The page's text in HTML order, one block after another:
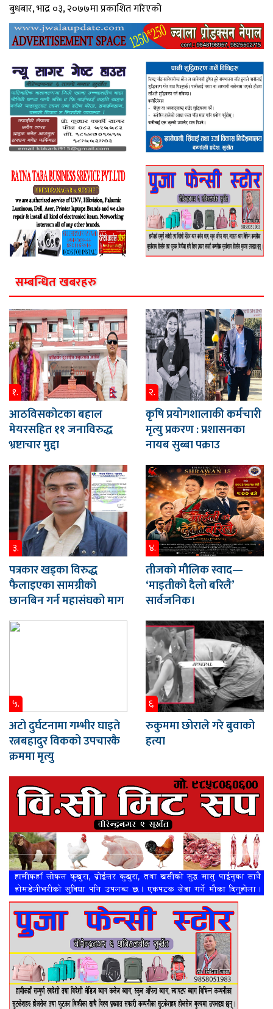
बुधबार, भाद्र ०३, २०७७मा प्रकाशित गरिएको
सम्बन्धित खबरहरु
१.
आठविसकोटका बहाल
मेयरसहित ११ जनाविरुद्ध
भ्रष्टाचार मुद्दा
२.
कृषि प्रयोगशालाकी कर्मचारी
मृत्यु प्रकरण : प्रशासनका
नायब सुब्बा पक्राउ
३.
पत्रकार खड्का विरुद्ध
फैलाइएका सामग्रीको
छानबिन गर्न महासंघको माग
४.
तीजको मौलिक स्वाद—
‘माइतीको दैलो बरिलै’
सार्वजनिक।
५.
अटो दुर्घटनामा गम्भीर घाइते
रत्नबहादुर विकको उपचारकै
क्रममा मृत्यु
६.
रुकुममा छोराले गरे बुवाको
हत्या